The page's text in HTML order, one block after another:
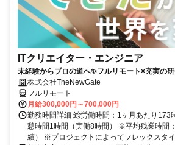
ITクリエイター・エンジニア
未経験からプロの道へ✨フルリモート×充実の研
株式会社TheNewGate
フルリモート
月給300,000円～700,000円
勤務時間詳細 総労働時間：1ヶ月あたり
憩時間1時間（実働8時間） ※平均残業時間
績） ※プロジェクトによってフレックスタ